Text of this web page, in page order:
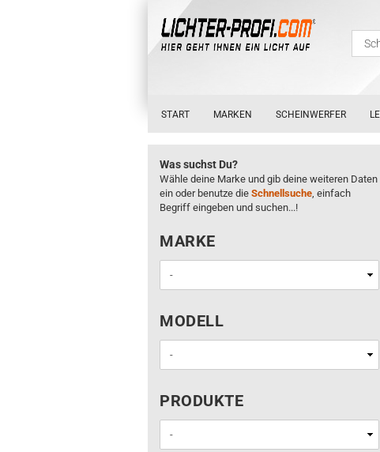
START MARKEN SCHEINWERFER
Was suchst Du?
Wähle deine Marke und gib deine weiteren Daten
ein oder benutze die Schnellsuche, einfach
Begriff eingeben und suchen...!
MARKE
MARKE
MODELL
MODELL
PRODUKTE
PRODUKTE